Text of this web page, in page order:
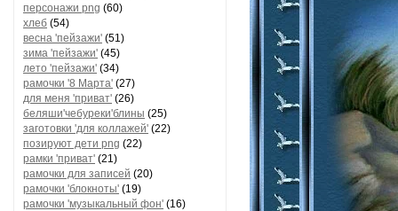
персонажи png (60)
хлеб (54)
весна 'пейзажи' (51)
зима 'пейзажи' (45)
лето 'пейзажи' (34)
рамочки '8 Марта' (27)
для меня 'приват' (26)
беляши'чебуреки'блины (25)
заготовки 'для коллажей' (22)
позируют дети png (22)
рамки 'приват' (21)
рамочки для записей (20)
рамочки 'блокноты' (19)
рамочки 'музыкальный фон' (16)